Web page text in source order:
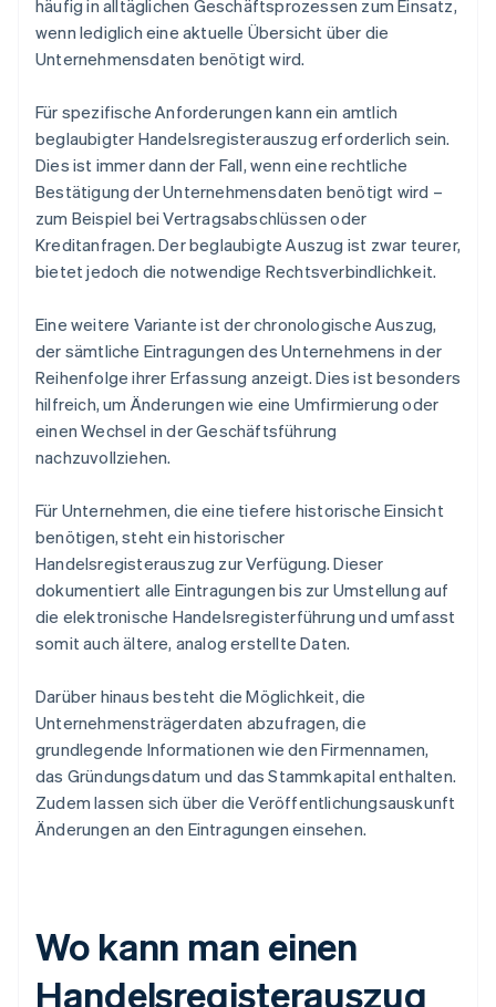
häufig in alltäglichen Geschäftsprozessen zum Einsatz,
wenn lediglich eine aktuelle Übersicht über die
Unternehmensdaten benötigt wird.
Für spezifische Anforderungen kann ein amtlich
beglaubigter Handelsregisterauszug erforderlich sein.
Dies ist immer dann der Fall, wenn eine rechtliche
Bestätigung der Unternehmensdaten benötigt wird –
zum Beispiel bei Vertragsabschlüssen oder
Kreditanfragen. Der beglaubigte Auszug ist zwar teurer,
bietet jedoch die notwendige Rechtsverbindlichkeit.
Eine weitere Variante ist der chronologische Auszug,
der sämtliche Eintragungen des Unternehmens in der
Reihenfolge ihrer Erfassung anzeigt. Dies ist besonders
hilfreich, um Änderungen wie eine Umfirmierung oder
einen Wechsel in der Geschäftsführung
nachzuvollziehen.
Für Unternehmen, die eine tiefere historische Einsicht
benötigen, steht ein historischer
Handelsregisterauszug zur Verfügung. Dieser
dokumentiert alle Eintragungen bis zur Umstellung auf
die elektronische Handelsregisterführung und umfasst
somit auch ältere, analog erstellte Daten.
Darüber hinaus besteht die Möglichkeit, die
Unternehmensträgerdaten abzufragen, die
grundlegende Informationen wie den Firmennamen,
das Gründungsdatum und das Stammkapital enthalten.
Zudem lassen sich über die Veröffentlichungsauskunft
Änderungen an den Eintragungen einsehen.
Wo kann man einen
Handelsregisterauszug